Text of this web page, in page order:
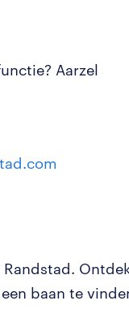
Aarzel
baan te